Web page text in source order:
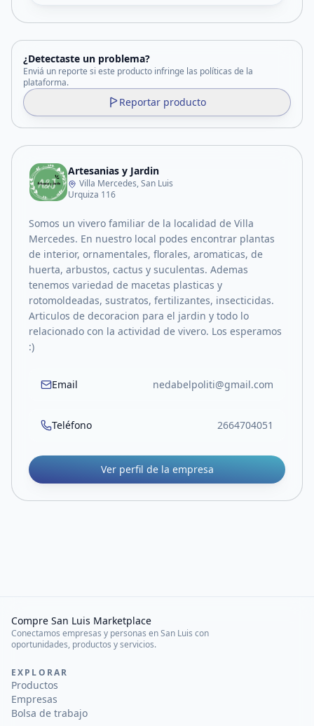
¿Detectaste un problema?
Enviá un reporte si este producto infringe las políticas de la
plataforma.
Reportar producto
Artesanias y Jardin
Villa Mercedes, San Luis
Urquiza 116
Somos un vivero familiar de la localidad de Villa
Mercedes. En nuestro local podes encontrar plantas
de interior, ornamentales, florales, aromaticas, de
huerta, arbustos, cactus y suculentas. Ademas
tenemos variedad de macetas plasticas y
rotomoldeadas, sustratos, fertilizantes, insecticidas.
Articulos de decoracion para el jardin y todo lo
relacionado con la actividad de vivero. Los esperamos
:)
Email nedabelpoliti@gmail.com
Teléfono 2664704051
Ver perfil de la empresa
Compre San Luis Marketplace
Conectamos empresas y personas en San Luis con
oportunidades, productos y servicios.
EXPLORAR
Productos
Empresas
Bolsa de trabajo